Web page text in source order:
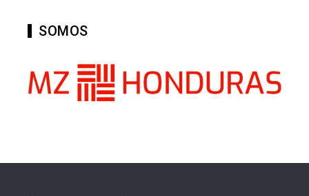
SOMOS